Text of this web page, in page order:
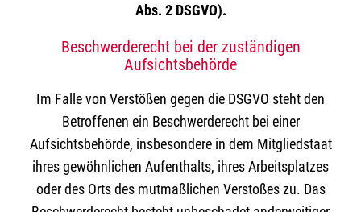
Abs. 2 DSGVO).
Beschwerderecht bei der zuständigen
Aufsichtsbehörde
Im Falle von Verstößen gegen die DSGVO steht den
Betroffenen ein Beschwerderecht bei einer
Aufsichtsbehörde, insbesondere in dem Mitgliedstaat
ihres gewöhnlichen Aufenthalts, ihres Arbeitsplatzes
oder des Orts des mutmaßlichen Verstoßes zu. Das